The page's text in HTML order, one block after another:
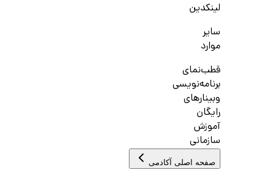
لینکدین
سایر
موارد
قطب‌نمای
برنامه‌نویسی
وبینارهای
رایگان
آموزش
سازمانی
صفحه اصلی آکادمی